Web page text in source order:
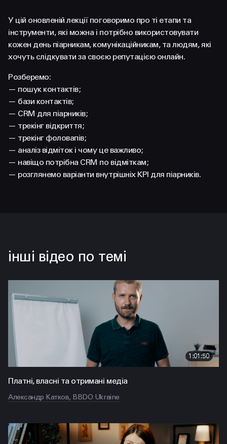
У цій оновленій лекції поговоримо про ті етапи та
інструменти, які можна і потрібно використовувати
кожен день піарникам, комунікаційникам, та людям, які
хочуть слідкувати за своєю репутацією онлайн.
Розберемо:
— пошук контактів;
— бази контактів;
— CRM для піарників;
— трекінг відкриття;
— трекінг фоловапів;
— аналіз відміток і чому це важливо;
— навіщо потрібна CRM по відміткам;
— розглянемо варіанти внутрішніх KPI для піарників.
інші відео по темі
1:01:50
Платні, власні та отримані медіа
Александр Катков, BBDO Ukraine